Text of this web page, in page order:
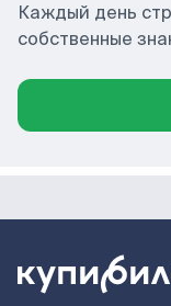
Каждый день
собственные